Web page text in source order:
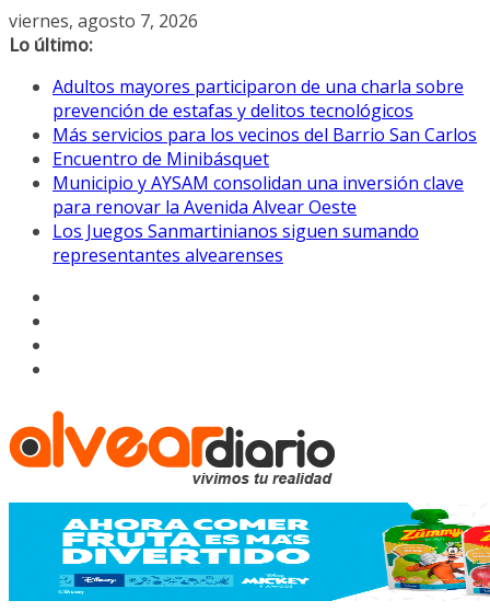
Saltar
al
viernes, agosto 7, 2026
Lo último:
Adultos mayores participaron de una charla sobre
prevención de estafas y delitos tecnológicos
Más servicios para los vecinos del Barrio San Carlos
Encuentro de Minibásquet
Municipio y AYSAM consolidan una inversión clave
para renovar la Avenida Alvear Oeste
Los Juegos Sanmartinianos siguen sumando
representantes alvearenses